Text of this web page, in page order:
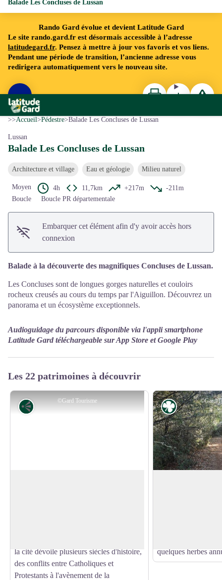
Rando Gard évolue et devient Latitude Gard
Le site rando.gard.fr est désormais accessible à l’adresse
latitudegard.fr. Pensez à mettre à jour vos favoris et vos liens.
Pendant une période de transition, l’ancienne adresse vous
redirigera automatiquement vers le nouveau site.
Rando Gard
Balade Les Concluses de Lussan
ImprimerTéléchargerSignaler
>>Accueil>Pédestre>Balade Les Concluses de Lussan
Lussan
Balade Les Concluses de Lussan
Architecture et village Eau et géologie Milieu naturel
Moyen 4h 11,7km +217m
-211m
Boucle
Boucle PR départementale
Embarquer cet élément afin d'y avoir accès hors
connexion
Balade à la découverte des magnifiques Concluses de Lussan.
Les Concluses sont de longues gorges naturelles et couloirs
rocheux creusés au cours du temps par l'Aiguillon. Découvrez un
panorama et un écosystème exceptionnels.
Audioguidage du parcours disponible via l'appli smartphone
Latitude Gard téléchargeable sur App Store et Google Play
Les 22 patrimoines à découvrir
©Gard Tourisme
Point de vue
la cité dévoile plusieurs siècles d'histoire,
des conflits entre Catholiques et
Protestants à l'avènement de la
©Gard
Flore
quelques herbes